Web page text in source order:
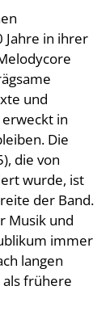
Jahre in ihrer
und
in
Die
die von
wurde, ist
der Band.
Musik und
immer
langen
als frühere